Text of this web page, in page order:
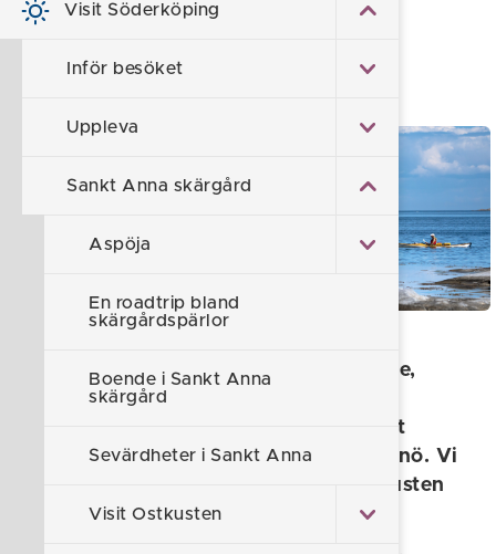
Visit Söderköping
Inför besöket
Uppleva
Sankt Anna skärgård
Aspöja
En roadtrip bland
skärgårdspärlor
Boende i Sankt Anna
skärgård
Sevärdheter i Sankt Anna
Visit Ostkusten
Storslagen natur, vedeldad bastuflotte,
kajakäventyr, gårdsbutiker och
skärgårdskrogar. Det finns mycket att
upptäcka mellan Södra och Norra Finnö. Vi
guidar dig på en roadtrip längs Ostkusten
och Sankt Anna.